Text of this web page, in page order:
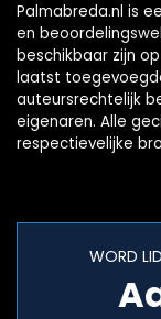
Palmabreda.nl is
en
beschikbaar zijn
laatst
auteursrechtelijk
eigenaren. Alle
respectievelijke
WORD